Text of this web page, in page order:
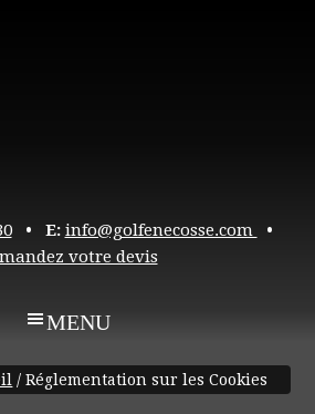
• E: info@golfenecosse.com
•
votre devis
/ Réglementation sur les Cookies